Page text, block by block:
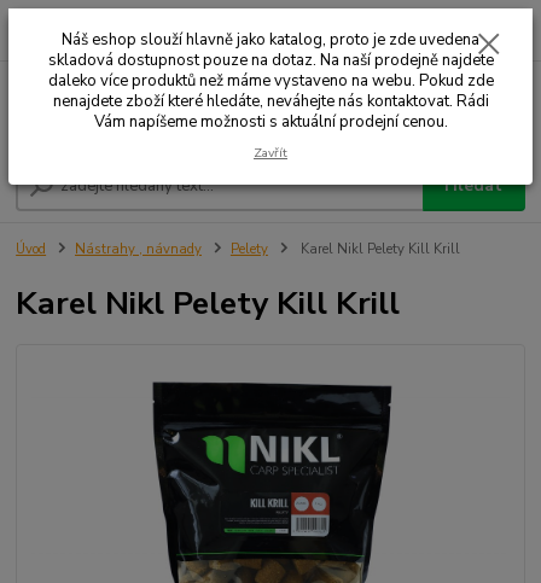
Menu
Hledat
+420 732 707 573 za
Úvod Nástrahy , návnady Pelety Karel Nikl Pelety Kill Krill
Karel Nikl Pelety Kill Krill
Náš eshop slouží hlavně jako katalog, proto je zde uvedena
skladová dostupnost pouze na dotaz. Na naší prodejně najdete
daleko více produktů než máme vystaveno na webu. Pokud zde
nenajdete zboží které hledáte, neváhejte nás kontaktovat. Rádi
Vám napíšeme možnosti s aktuální prodejní cenou.
Zavřít